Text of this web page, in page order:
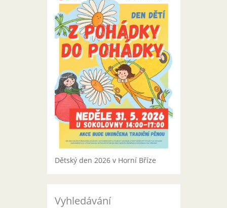
Dětský den 2026 v Horní Bříze
Vyhledávání